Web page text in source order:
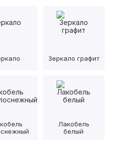
Зеркало графит
Лакобель
белый